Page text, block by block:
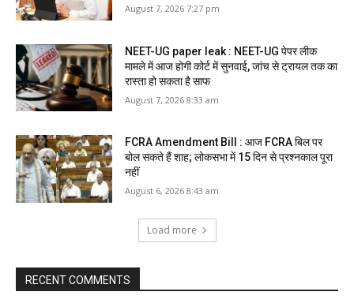
August 7, 2026 7:27 pm
NEET-UG paper leak : NEET-UG पेपर लीक
मामले में आज होगी कोर्ट में सुनवाई, जांच से ट्रायल तक का
रास्ता हो सकता है साफ
August 7, 2026 8:33 am
FCRA Amendment Bill : आज FCRA बिल पर
बोल सकते हैं शाह; लोकसभा में 15 दिन से प्रश्नकाल पूरा
नहीं
August 6, 2026 8:43 am
Load more
RECENT COMMENTS